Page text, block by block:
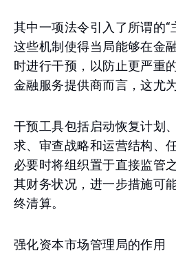
其中一项法令引入了所谓的“
这些机制使得当局能够在金
时进行干预，以防止更严重
金融服务提供商而言，这尤为
干预工具包括启动恢复计划
求、审查战略和运营结构、
必要时将组织置于直接监管
其财务状况，进一步措施可
终清算。
强化资本市场管理局的作用